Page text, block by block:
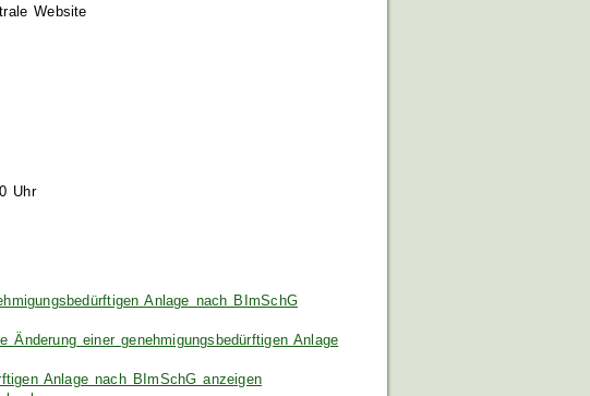
Website
Uhr
Anlage nach BImSchG
einer genehmigungsbedürftigen Anlage
Anlage nach BImSchG anzeigen